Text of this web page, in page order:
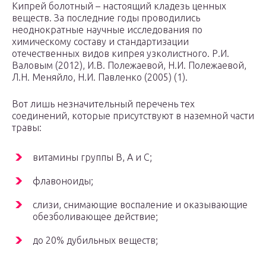
Кипрей болотный – настоящий кладезь ценных
веществ. За последние годы проводились
неоднократные научные исследования по
химическому составу и стандартизации
отечественных видов кипрея узколистного. Р.И.
Валовым (2012), И.В. Полежаевой, Н.И. Полежаевой,
Л.Н. Меняйло, Н.И. Павленко (2005) (1).
Вот лишь незначительный перечень тех
соединений, которые присутствуют в наземной части
травы:
витамины группы В, А и С;
флавоноиды;
слизи, снимающие воспаление и оказывающие
обезболивающее действие;
до 20% дубильных веществ;